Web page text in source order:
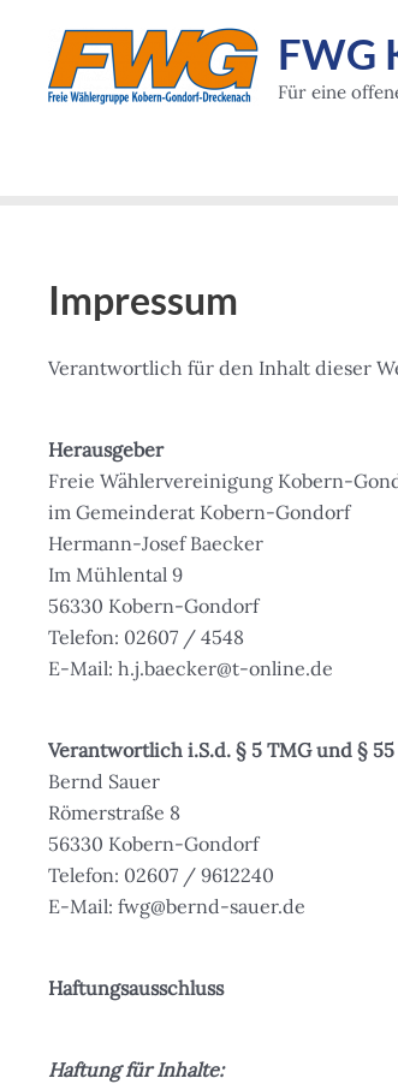
springen
FWG
Für eine
Impressum
Verantwortlich für den Inhalt dieser
Herausgeber
Freie Wählervereinigung Kobern-
im Gemeinderat Kobern-Gondorf
Hermann-Josef Baecker
Im Mühlental 9
56330 Kobern-Gondorf
Telefon: 02607 / 4548
E-Mail: h.j.baecker@t-online.de
Verantwortlich i.S.d. § 5 TMG und § 55
Bernd Sauer
Römerstraße 8
56330 Kobern-Gondorf
Telefon: 02607 / 9612240
E-Mail: fwg@bernd-sauer.de
Haftungsausschluss
Haftung für Inhalte: